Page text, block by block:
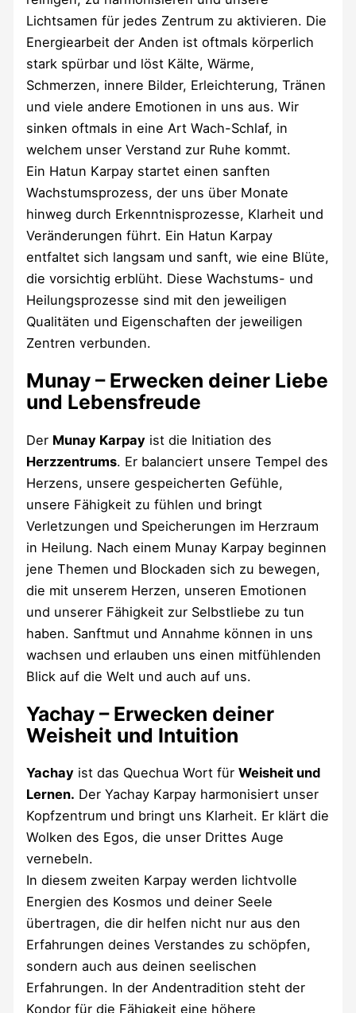
Lichtsamen für jedes Zentrum zu aktivieren. Die
Energiearbeit der Anden ist oftmals körperlich
stark spürbar und löst Kälte, Wärme,
Schmerzen, innere Bilder, Erleichterung, Tränen
und viele andere Emotionen in uns aus. Wir
sinken oftmals in eine Art Wach-Schlaf, in
welchem unser Verstand zur Ruhe kommt.
Ein Hatun Karpay startet einen sanften
Wachstumsprozess, der uns über Monate
hinweg durch Erkenntnisprozesse, Klarheit und
Veränderungen führt. Ein Hatun Karpay
entfaltet sich langsam und sanft, wie eine Blüte,
die vorsichtig erblüht. Diese Wachstums- und
Heilungsprozesse sind mit den jeweiligen
Qualitäten und Eigenschaften der jeweiligen
Zentren verbunden.
Munay – Erwecken deiner Liebe
und Lebensfreude
Der Munay Karpay ist die Initiation des
Herzzentrums. Er balanciert unsere Tempel des
Herzens, unsere gespeicherten Gefühle,
unsere Fähigkeit zu fühlen und bringt
Verletzungen und Speicherungen im Herzraum
in Heilung. Nach einem Munay Karpay beginnen
jene Themen und Blockaden sich zu bewegen,
die mit unserem Herzen, unseren Emotionen
und unserer Fähigkeit zur Selbstliebe zu tun
haben. Sanftmut und Annahme können in uns
wachsen und erlauben uns einen mitfühlenden
Blick auf die Welt und auch auf uns.
Yachay – Erwecken deiner
Weisheit und Intuition
Yachay ist das Quechua Wort fürWeisheit und
Lernen. Der Yachay Karpay harmonisiert unser
Kopfzentrum und bringt uns Klarheit. Er klärt die
Wolken des Egos, die unser Drittes Auge
vernebeln.
In diesem zweiten Karpay werden lichtvolle
Energien des Kosmos und deiner Seele
übertragen, die dir helfen nicht nur aus den
Erfahrungen deines Verstandes zu schöpfen,
sondern auch aus deinen seelischen
Erfahrungen. In der Andentradition steht der
Kondor für die Fähigkeit eine höhere